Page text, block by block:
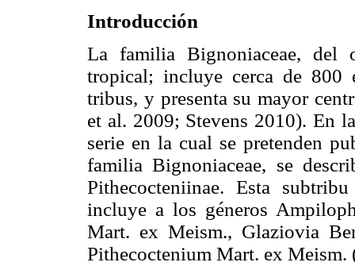
Introducción
La familia Bignoniaceae, del
tropical; incluye cerca de 800
tribus, y presenta su mayor
et al. 2009; Stevens 2010). En
serie en la cual se pretenden
familia Bignoniaceae, se
Pithecocteniinae. Esta
incluye a los géneros
Mart. ex Meism., Glaziovia
Pithecoctenium Mart. ex Meism.